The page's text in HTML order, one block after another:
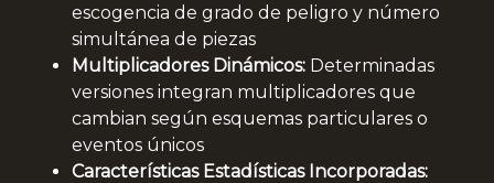
escogencia de grado de peligro y número
simultánea de piezas
Multiplicadores Dinámicos: Determinadas
versiones integran multiplicadores que
cambian según esquemas particulares o
eventos únicos
Características Estadísticas Incorporadas: